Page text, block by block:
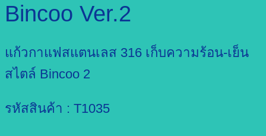
Bincoo Ver.2
แก้วกาแฟสแตนเลส 316 เก็บความร้อน-เย็น
สไตล์ Bincoo 2
รหัสสินค้า : T1035